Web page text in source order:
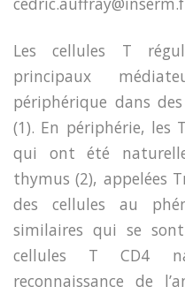
Les cellules T
principaux
périphérique dans
(1). En périphérie, les
qui ont été
thymus (2), appelées
des cellules au
similaires qui se
cellules T CD4
reconnaissance de